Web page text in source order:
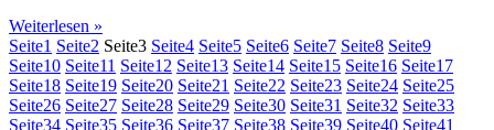
Weiterlesen »
Seite1 Seite2 Seite3 Seite4 Seite5 Seite6 Seite7 Seite8 Seite9
Seite10 Seite11 Seite12 Seite13 Seite14 Seite15 Seite16 Seite17
Seite18 Seite19 Seite20 Seite21 Seite22 Seite23 Seite24 Seite25
Seite26 Seite27 Seite28 Seite29 Seite30 Seite31 Seite32 Seite33
Seite34 Seite35 Seite36 Seite37 Seite38 Seite39 Seite40 Seite41